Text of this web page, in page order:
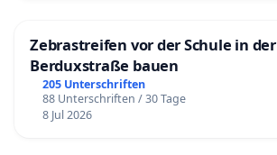
Zebrastreifen vor der Schule in der
Berduxstraße bauen
205 Unterschriften
88 Unterschriften / 30 Tage
8 Jul 2026